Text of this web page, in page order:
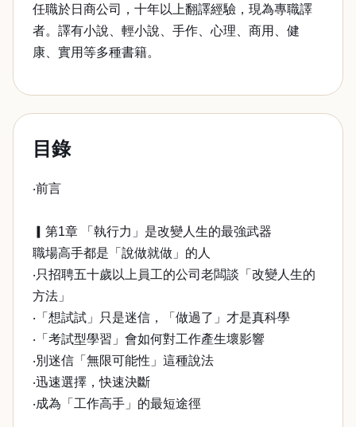
任職於日商公司，十年以上翻譯經驗，現為專職譯
者。譯有小說、輕小說、手作、心理、商用、健
康、實用等多種書籍。
目錄
‧前言
▎第1章 「執行力」是改變人生的最強武器
職場高手都是「說做就做」的人
‧只招聘五十歲以上員工的公司老闆談「改變人生的
方法」
‧「想試試」只是迷信，「做過了」才是真科學
‧「考試型學習」會如何對工作產生壞影響
‧別迷信「無限可能性」這種說法
‧迅速選擇，快速決斷
‧成為「工作高手」的最短途徑